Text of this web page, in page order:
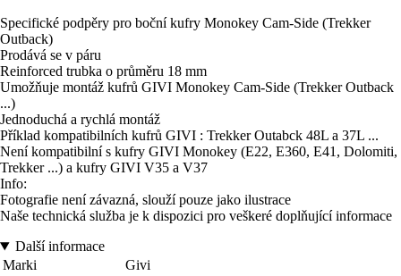
Specifické podpěry pro boční kufry Monokey Cam-Side (Trekker
Outback)
Prodává se v páru
Reinforced trubka o průměru 18 mm
Umožňuje montáž kufrů GIVI Monokey Cam-Side (Trekker Outback
...)
Jednoduchá a rychlá montáž
Příklad kompatibilních kufrů GIVI : Trekker Outabck 48L a 37L ...
Není kompatibilní s kufry GIVI Monokey (E22, E360, E41, Dolomiti,
Trekker ...) a kufry GIVI V35 a V37
Info:
Fotografie není závazná, slouží pouze jako ilustrace
Naše technická služba je k dispozici pro veškeré doplňující informace
Další informace
Marki
Givi